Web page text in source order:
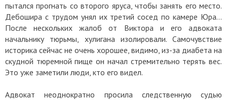
пытался прогнать со второго яруса, чтобы занять его место.
Дебошира с трудом унял их третий сосед по камере Юра…
После нескольких жалоб от Виктора и его адвоката
начальнику тюрьмы, хулигана изолировали. Самочувствие
историка сейчас не очень хорошее, видимо, из-за диабета на
скудной тюремной пище он начал стремительно терять вес.
Это уже заметили люди, кто его видел.
Адвокат неоднократно просила следственную судью